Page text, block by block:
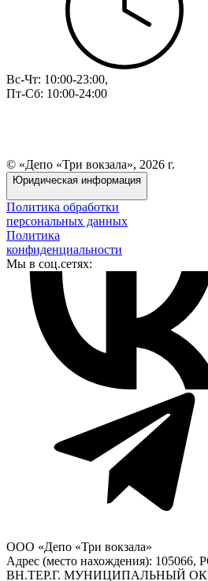
Вс-Чт: 10:00-23:00,
Пт-Сб: 10:00-24:00
© «Депо «Три вокзала», 2026 г.
Юридическая информация
Политика обработки
персональных данных
Политика
конфиденциальности
Мы в соц.сетях:
ООО «Депо «Три вокзала»
Адрес (место нахождения):
ВН.ТЕР.Г. МУНИЦИПАЛЬНЫЙ